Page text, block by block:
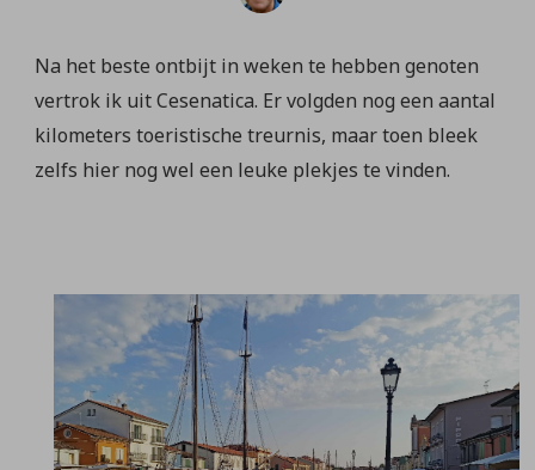
Na het beste ontbijt in weken te hebben genoten
vertrok ik uit Cesenatica. Er volgden nog een aantal
kilometers toeristische treurnis, maar toen bleek
zelfs hier nog wel een leuke plekjes te vinden.